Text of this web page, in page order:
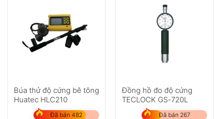
Búa thử độ cứng bê tông
Huatec HLC210
Đã bán 482
Đồng hồ đo độ cứng
TECLOCK GS-720L
Đã bán 267